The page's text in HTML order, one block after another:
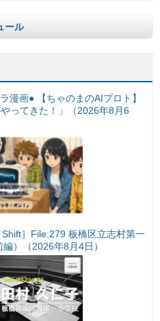
ール
漫画● 【ちゃのまのAIプロト】
ってきた！」（2026年8月6
Shift］File.279 板橋区立志村第一
）（2026年8月4日）